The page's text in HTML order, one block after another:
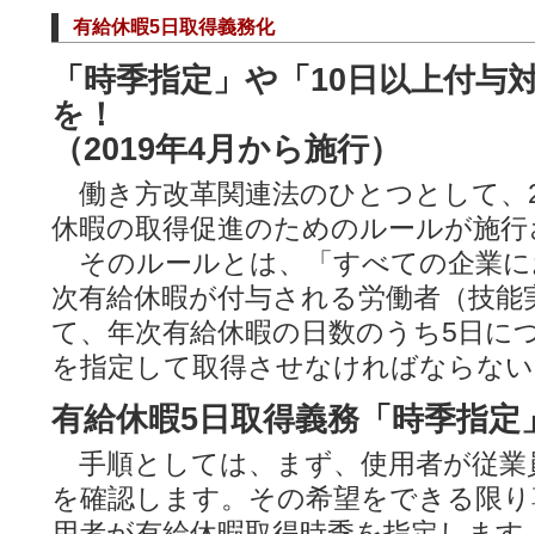
有給休暇5日取得義務化
「時季指定」や「10日以上付与
を！
（2019年4月から施行）
働き方改革関連法のひとつとして、
休暇の取得促進のためのルールが施
そのルールとは、「すべての企業
次有給休暇が付与される労働者（技
て、年次有給休暇の日数のうち5日に
を指定して取得させなければならな
有給休暇5日取得義務「時季指定
手順としては、まず、使用者が従業
を確認します。その希望をできる限